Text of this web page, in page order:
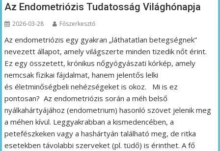
Az Endometriózis Tudatosság Világhónapja
2026-03-28 Főszerkesztő
Az endometriózis egy gyakran „láthatatlan betegségnek”
nevezett állapot, amely világszerte minden tizedik nőt érint.
Ez egy összetett, krónikus nőgyógyászati kórkép, amely
nemcsak fizikai fájdalmat, hanem jelentős lelki
és életminőségbeli nehézségeket is okoz. Mi is ez
pontosan? Az endometriózis során a méh belső
nyálkahártyájához (endometrium) hasonló szövet jelenik meg
a méhen kívül. Leggyakrabban a kismedencében, a
petefészkeken vagy a hashártyán található meg, de ritka
esetekben távolabbi szerveket (pl. tüdő) is érinthet. A fő